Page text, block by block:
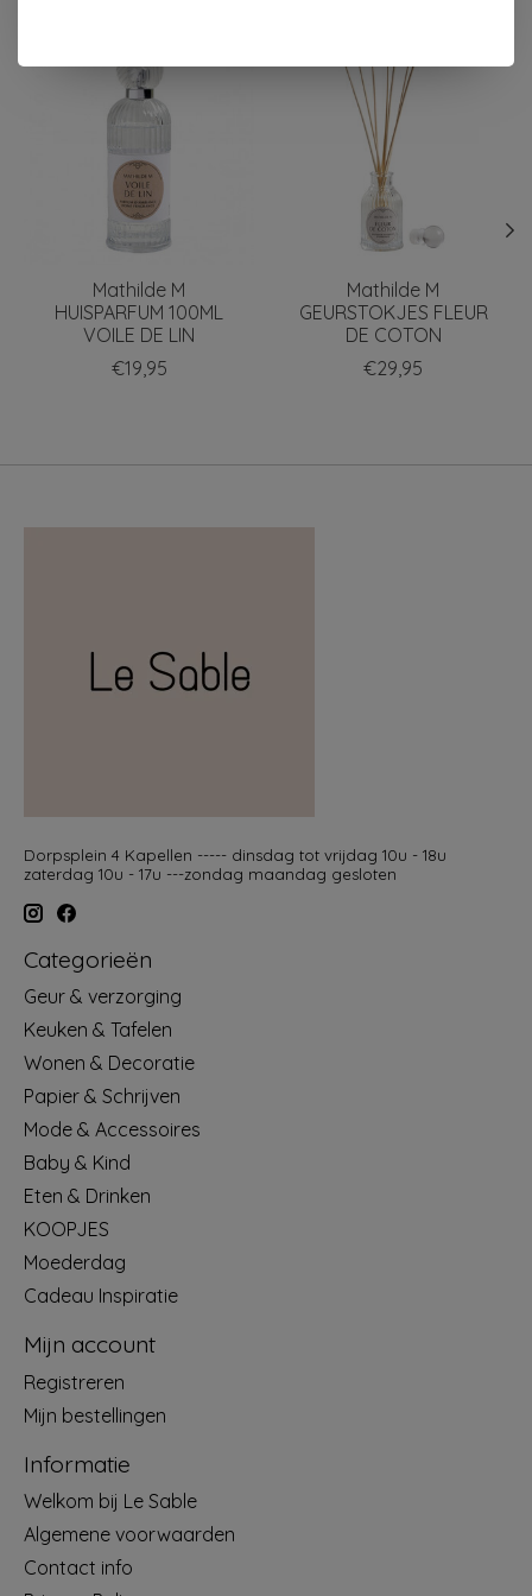
Mathilde M
HUISPARFUM 100ML
VOILE DE LIN
€19,95
Mathilde M
GEURSTOKJES FLEUR
DE COTON
€29,95
Dorpsplein 4 Kapellen ----- dinsdag tot vrijdag 10u - 18u
zaterdag 10u - 17u ---zondag maandag gesloten
Categorieën
Geur & verzorging
Keuken & Tafelen
Wonen & Decoratie
Papier & Schrijven
Mode & Accessoires
Baby & Kind
Eten & Drinken
KOOPJES
Moederdag
Cadeau Inspiratie
Mijn account
Registreren
Mijn bestellingen
Informatie
Welkom bij Le Sable
Algemene voorwaarden
Contact info